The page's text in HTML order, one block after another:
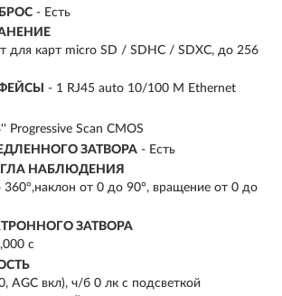
- Есть
для карт micro SD / SDHC / SDXC, до 256
- 1 RJ45 auto 10/100 М Ethernet
Progressive Scan CMOS
ЗАТВОРА - Есть
НАБЛЮДЕНИЯ
от 0 до 90°, вращение от 0 до
ЗАТВОРА
с
AGC вкл), ч/б 0 лк с подсветкой